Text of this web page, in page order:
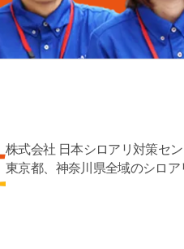
株式会社 日本シロアリ対策セ
東京都、神奈川県全域のシロ